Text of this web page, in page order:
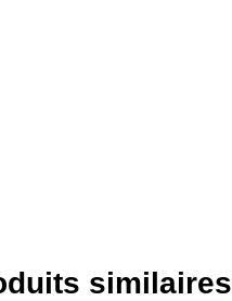
similaires